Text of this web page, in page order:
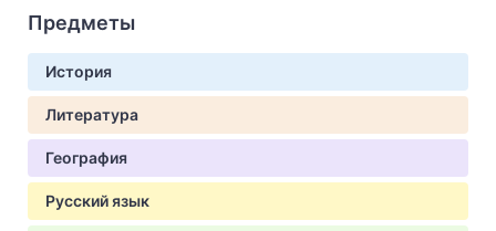
Предметы
История
Литература
География
Русский язык